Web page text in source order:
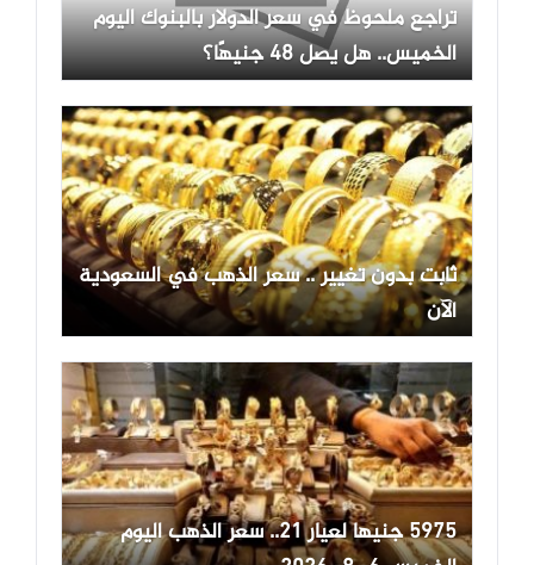
تراجع ملحوظ في سعر الدولار بالبنوك اليوم
الخميس.. هل يصل 48 جنيهًا؟
ثابت بدون تغيير .. سعر الذهب في السعودية
الآن
5975 جنيها لعيار 21.. سعر الذهب اليوم